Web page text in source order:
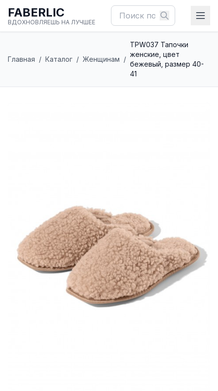
FABERLIC
ВДОХНОВЛЯЕШЬ НА ЛУЧШЕЕ
Главная / Каталог / Женщинам /
TPW037 Тапочки
женские, цвет
бежевый, размер 40-
41